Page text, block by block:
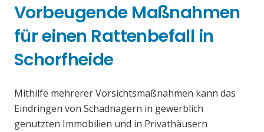
Vorbeugende Maßnahmen
für einen Rattenbefall in
Schorfheide
Mithilfe mehrerer Vorsichtsmaßnahmen kann das
Eindringen von Schadnagern in gewerblich
genutzten Immobilien und in Privathäusern